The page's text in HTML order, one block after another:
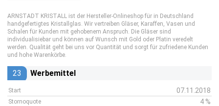
ARNSTADT KRISTALL ist der Hersteller-Onlineshop für in Deutschland
handgefertigtes Kristallglas. Wir vertreiben Gläser, Karaffen, Vasen und
Schalen für Kunden mit gehobenem Anspruch. Die Gläser sind
individualisiebar und können auf Wunsch mit Gold oder Platin veredelt
werden. Qualität geht bei uns vor Quantität und sorgt für zufriedene Kunden
und hohe Warenkörbe.
23 Werbemittel
Start 07.11.2018
Stornoquote 4 %